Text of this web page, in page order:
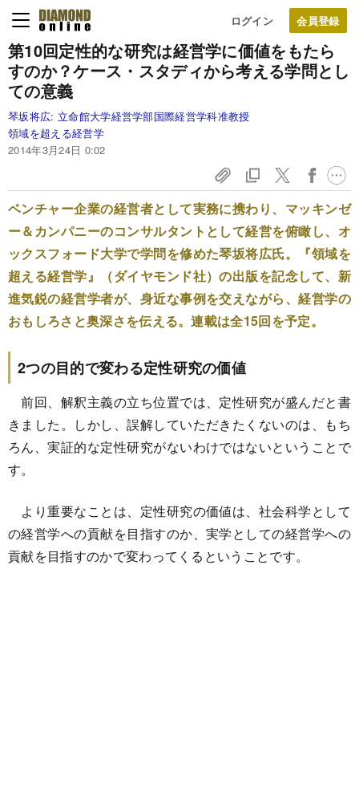
ログイン
第10回定性的な研究は経営学に価値をもたら
すのか？ケース・スタディから考える学問とし
ての意義
琴坂将広: 立命館大学経営学部国際経営学科准教授
領域を超える経営学
2014年3月24日 0:02
ベンチャー企業の経営者として実務に携わり、マッキンゼ
ー＆カンパニーのコンサルタントとして経営を俯瞰し、オ
ックスフォード大学で学問を修めた琴坂将広氏。『領域を
超える経営学』（ダイヤモンド社）の出版を記念して、新
進気鋭の経営学者が、身近な事例を交えながら、経営学の
おもしろさと奥深さを伝える。連載は全15回を予定。
2つの目的で変わる定性研究の価値
前回、解釈主義の立ち位置では、定性研究が盛んだと書
きました。しかし、誤解していただきたくないのは、もち
ろん、実証的な定性研究がないわけではないということで
す。
より重要なことは、定性研究の価値は、社会科学として
の経営学への貢献を目指すのか、実学としての経営学への
貢献を目指すのかで変わってくるということです。